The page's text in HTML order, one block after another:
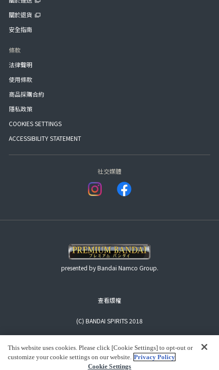
關於退貨
安全指南
條款
法律聲明
使用條款
商品採購合約
隱私政策
COOKIES SETTINGS
ACCESSIBILITY STATEMENT
社交媒體
presented by Bandai Namco Group.
查看版權
(C) BANDAI SPIRITS 2018
This website uses cookies. Please click [Cookie Settings] to opt-out or
customize your cookie settings on our website. Privacy Policy
Cookie Settings